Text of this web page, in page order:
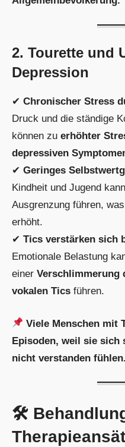
2. Tourette und
Depression
✔ Chronischer Stress
Druck und die ständige
können zu erhöhter
depressiven
✔ Geringes
Kindheit und Jugend
Ausgrenzung führen,
erhöht.
✔ Tics verstärken sich
Emotionale Belastung
einer Verschlimmerung
vokalen Tics führen.
Viele Menschen mit
Episoden, weil sie sich
nicht verstanden fühlen.
🛠